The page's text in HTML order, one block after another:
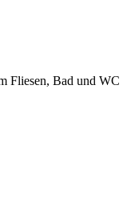
Fliesen, Bad und WC